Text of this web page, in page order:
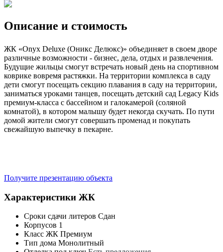
Описание и стоимость
ЖК «Onyx Deluxe (Оникс Делюкс)» объединяет в своем дворе
различные возможности - бизнес, дела, отдых и развлечения.
Будущие жильцы смогут встречать новый день на спортивном
коврике вовремя растяжки. На территории комплекса в саду
дети смогут посещать секцию плавания в саду на территории,
заниматься уроками танцев, посещать детский сад Legacy Kids
премиум-класса с бассейном и галокамерой (соляной
комнатой), в котором малышу будет некогда скучать. По пути
домой жители смогут совершать променад и покупать
свежайшую выпечку в пекарне.
Получите презентацию объекта
Характеристики ЖК
Сроки сдачи литеров Сдан
Корпусов 1
Класс ЖК Премиум
Тип дома Монолитный